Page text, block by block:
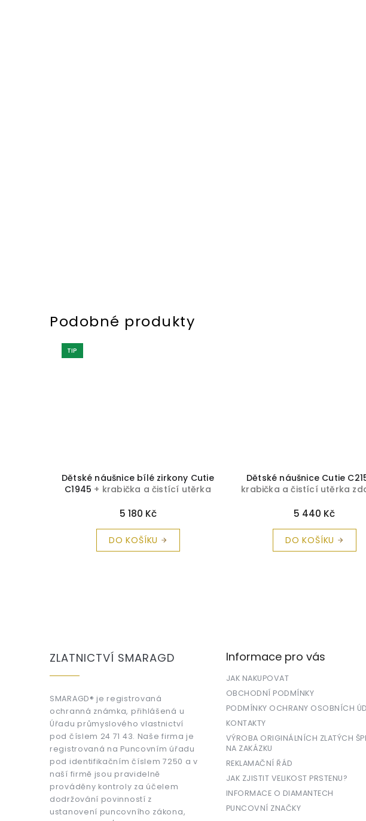
TIP
Dětské náušnice bílé zirkony Cutie
C1945 + krabička a čistící utěrka
5 180 Kč
DO KOŠÍKU
Dětské náušnice Cutie
krabička a čistící utěrka
5 440 Kč
DO KOŠÍKU
ZLATNICTVÍ SMARAGD
SMARAGD® je registrovaná
ochranná známka, přihlášená u
Úřadu průmyslového vlastnictví
pod číslem 24 71 43. Naše firma je
registrovaná na Puncovním úřadu
pod identifikačním číslem 7250 a v
naší firmě jsou pravidelně
prováděny kontroly za účelem
dodržování povinností z
ustanovení puncovního zákona,
Informace pro vás
JAK NAKUPOVAT
OBCHODNÍ PODMÍNKY
PODMÍNKY OCHRANY OSOBNÍCH
KONTAKTY
VÝROBA ORIGINÁLNÍCH ZLATÝCH
NA ZAKÁZKU
REKLAMAČNÍ ŘÁD
JAK ZJISTIT VELIKOST PRSTENU?
INFORMACE O DIAMANTECH
PUNCOVNÍ ZNAČKY